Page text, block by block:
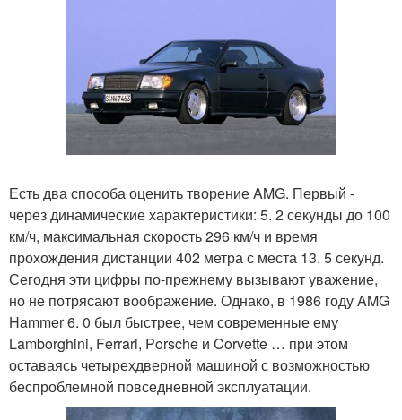
Есть два способа оценить творение AMG. Первый -
через динамические характеристики: 5. 2 секунды до 100
км/ч, максимальная скорость 296 км/ч и время
прохождения дистанции 402 метра с места 13. 5 секунд.
Сегодня эти цифры по-прежнему вызывают уважение,
но не потрясают воображение. Однако, в 1986 году AMG
Hammer 6. 0 был быстрее, чем современные ему
Lamborghini, Ferrari, Porsche и Corvette … при этом
оставаясь четырехдверной машиной с возможностью
беспроблемной повседневной эксплуатации.